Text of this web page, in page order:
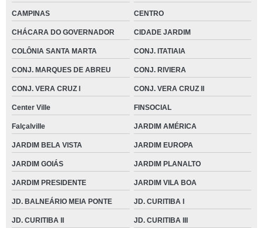
CAMPINAS CENTRO
CHÁCARA DO GOVERNADOR CIDADE JARDIM
COLÔNIA SANTA MARTA CONJ. ITATIAIA
CONJ. MARQUES DE ABREU CONJ. RIVIERA
CONJ. VERA CRUZ I CONJ. VERA CRUZ II
Center Ville FINSOCIAL
Falçalville JARDIM AMÉRICA
JARDIM BELA VISTA JARDIM EUROPA
JARDIM GOIÁS JARDIM PLANALTO
JARDIM PRESIDENTE JARDIM VILA BOA
JD. BALNEÁRIO MEIA PONTE JD. CURITIBA I
JD. CURITIBA II JD. CURITIBA III